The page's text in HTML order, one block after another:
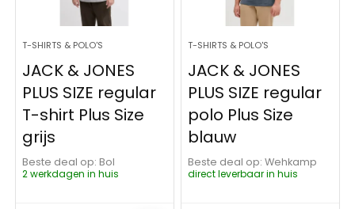
T-SHIRTS & POLO'S
JACK & JONES
PLUS SIZE regular
T-shirt Plus Size
grijs
Beste deal op:
Bol
2 werkdagen in huis
T-SHIRTS & POLO'S
JACK & JONES
PLUS SIZE regular
polo Plus Size
blauw
Beste deal op:
Wehkamp
direct leverbaar in huis